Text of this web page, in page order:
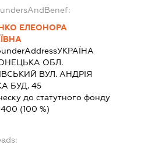
ЕЛЕОНОРА
УКРАЇНА
ОБЛ.
ВУЛ. АНДРІЯ
БУД. 45
до статутного фонду
400 (100 %)